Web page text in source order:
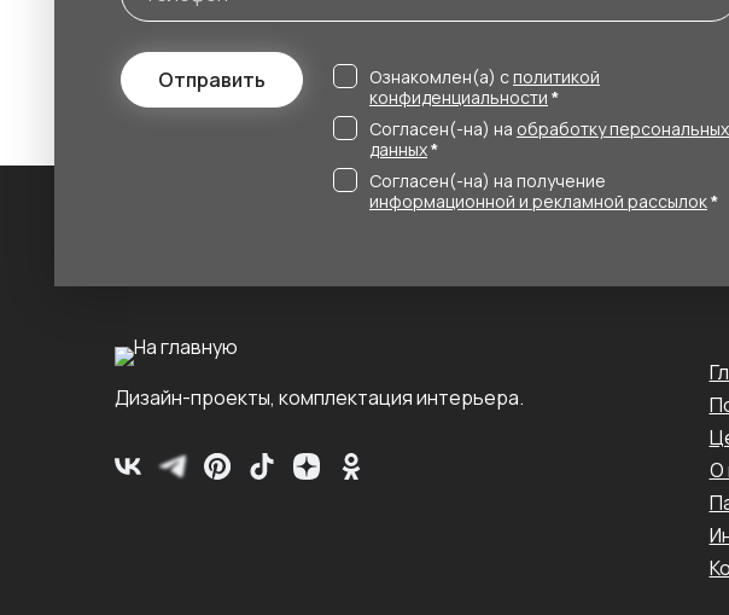
Отправить Ознакомлен(а) с политикой
конфиденциальности *
Согласен(-на) на обработку персональных
данных*
Согласен(-на) на получение
информационной и рекламной рассылок*
Дизайн-проекты, комплектация интерьера.
О